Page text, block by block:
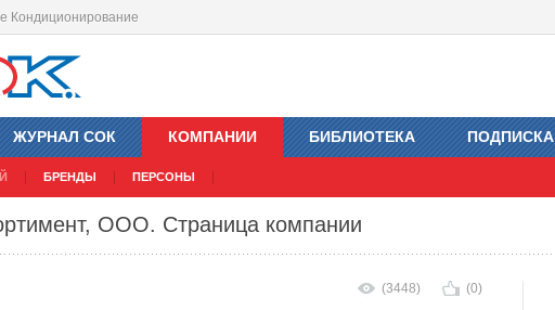
Кондиционирование
ЖУРНАЛ СОК КОМПАНИИ
БРЕНДЫ ПЕРСОНЫ
БИБЛИОТЕКА ПОДПИСКА
ООО. Страница компании
(3448) (0)